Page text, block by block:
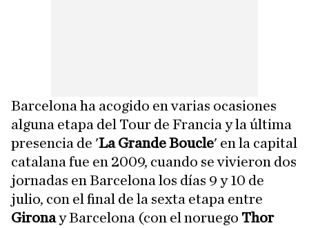
Barcelona ha acogido en varias ocasiones
alguna etapa del Tour de Francia y la última
presencia de 'La Grande Boucle' en la capital
catalana fue en 2009, cuando se vivieron dos
jornadas en Barcelona los días 9 y 10 de
julio, con el final de la sexta etapa entre
Gironay Barcelona (con el noruego Thor